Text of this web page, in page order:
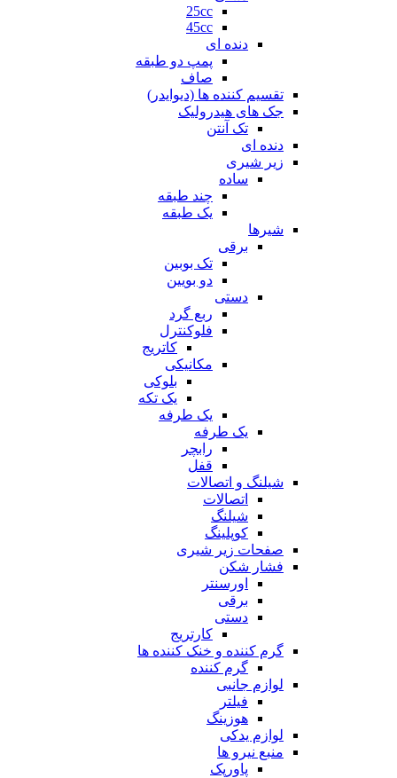
25cc
45cc
دنده ای
پمپ دو طبقه
صاف
تقسیم کننده ها (دیوایدر)
جک های هیدرولیک
تک آنتن
دنده ای
زیر شیری
ساده
چند طبقه
یک طبقه
شیرها
برقی
تک بوبین
دو بویین
دستی
ربع گرد
فلوکنترل
کاتریج
مکانیکی
بلوکی
یک تکه
یک طرفه
یک طرفه
رابچر
قفل
شیلنگ و اتصالات
اتصالات
شیلنگ
کوپلینگ
صفحات زیر شیری
فشار شکن
اورسنتر
برقی
دستی
کارتریج
گرم کننده و خنک کننده ها
گرم کننده
لوازم جانبی
فیلتر
هوزینگ
لوازم یدکی
منبع نیرو ها
پاورپک